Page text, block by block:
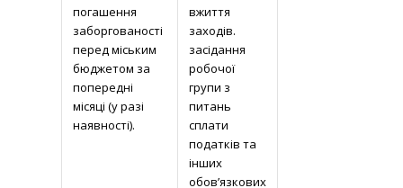
погашення
заборгованості
перед міським
бюджетом за
попередні
місяці (у разі
наявності).
вжиття
заходів.
засідання
робочої
групи з
питань
сплати
податків та
інших
обов’язкових